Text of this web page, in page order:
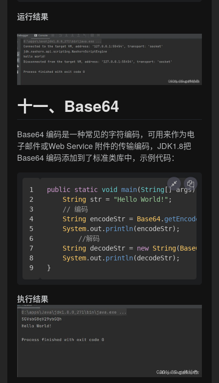
运行结果
十一、Base64
Base64 编码是一种常见的字符编码，可用来作为电
子邮件或Web Service 附件的传输编码，JDK1.8把
Base64 编码添加到了标准类库中，示例代码：
1
2
3
4
5
6
7
8
public static void main(String [] args) {
String str = "Hello World!" ;
// 编码
String encodeStr = Base64. getEncoder
System. out . println(encodeStr);
//解码
String decodeStr = new String(Base64
System. out . println(decodeStr);
}
执行结果